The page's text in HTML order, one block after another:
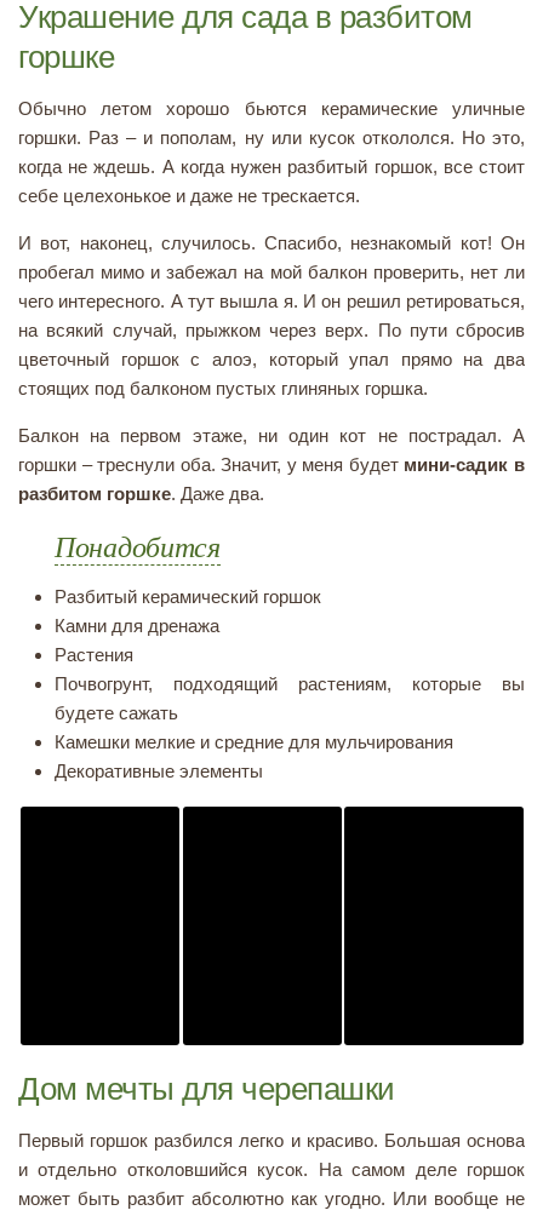
Украшение для сада в разбитом
горшке
Обычно летом хорошо бьются керамические уличные
горшки. Раз – и пополам, ну или кусок откололся. Но это,
когда не ждешь. А когда нужен разбитый горшок, все стоит
себе целехонькое и даже не трескается.
И вот, наконец, случилось. Спасибо, незнакомый кот! Он
пробегал мимо и забежал на мой балкон проверить, нет ли
чего интересного. А тут вышла я. И он решил ретироваться,
на всякий случай, прыжком через верх. По пути сбросив
цветочный горшок с алоэ, который упал прямо на два
стоящих под балконом пустых глиняных горшка.
Балкон на первом этаже, ни один кот не пострадал. А
горшки – треснули оба. Значит, у меня будет мини-садик в
разбитом горшке. Даже два.
Понадобится
Разбитый керамический горшок
Камни для дренажа
Растения
Почвогрунт, подходящий растениям, которые вы
будете сажать
Камешки мелкие и средние для мульчирования
Декоративные элементы
Дом мечты для черепашки
Первый горшок разбился легко и красиво. Большая основа
и отдельно отколовшийся кусок. На самом деле горшок
может быть разбит абсолютно как угодно. Или вообще не